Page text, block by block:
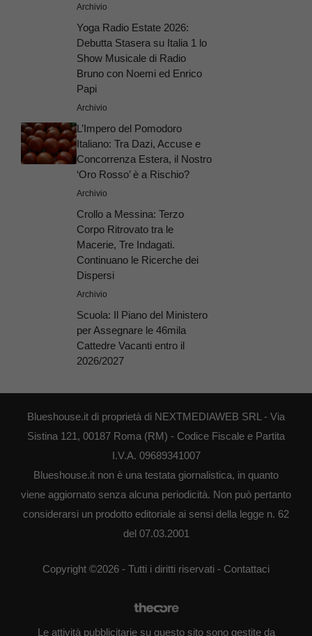
Archivio
Yoga Radio Estate 2026:
Debutta Stasera su Italia 1 lo
Show Musicale di Radio
Bruno con Noemi ed Enrico
Papi
Archivio
L’Impero del Pomodoro
Italiano: Tra Dazi, Accuse e
Concorrenza Estera, il Nostro
‘Oro Rosso’ è a Rischio?
Archivio
Crollo a Messina: Terzo
Corpo Ritrovato tra le
Macerie, Tre Indagati.
Continuano le Ricerche dei
Dispersi
Archivio
Scuola: Il Piano del Ministero
per Assegnare le 46mila
Cattedre Vacanti entro il
2026/2027
Blueshouse.it di proprietà di NEXTMEDIAWEB SRL - Via
Sistina 121, 00187 Roma (RM) - Codice Fiscale e Partita
I.V.A. 09689341007
Blueshouse.it non è una testata giornalistica, in quanto
viene aggiornato senza alcuna periodicità. Non può pertanto
considerarsi un prodotto editoriale ai sensi della legge n. 62
del 07.03.2001
Copyright ©2026 - Tutti i diritti riservati - Contattaci
Le attività pubblicitarie su questo sito sono gestite da